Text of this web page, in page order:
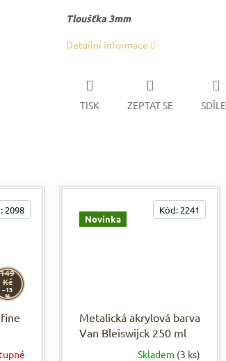
Tloušťka 3mm
Detailní informace
TISK ZEPTAT SE
149
Kč
–13
%
2098
Novinka
Metalická akrylová barva
Van Bleiswijck 250 ml
Skladem (3 ks)
Kód: 2241